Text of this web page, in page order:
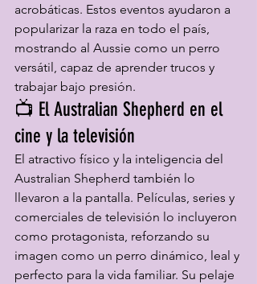
acrobáticas. Estos eventos ayudaron a
popularizar la raza en todo el país,
mostrando al Aussie como un perro
versátil, capaz de aprender trucos y
trabajar bajo presión.
📺 El Australian Shepherd en el
cine y la televisión
El atractivo físico y la inteligencia del
Australian Shepherd también lo
llevaron a la pantalla. Películas, series y
comerciales de televisión lo incluyeron
como protagonista, reforzando su
imagen como un perro dinámico, leal y
perfecto para la vida familiar. Su pelaje